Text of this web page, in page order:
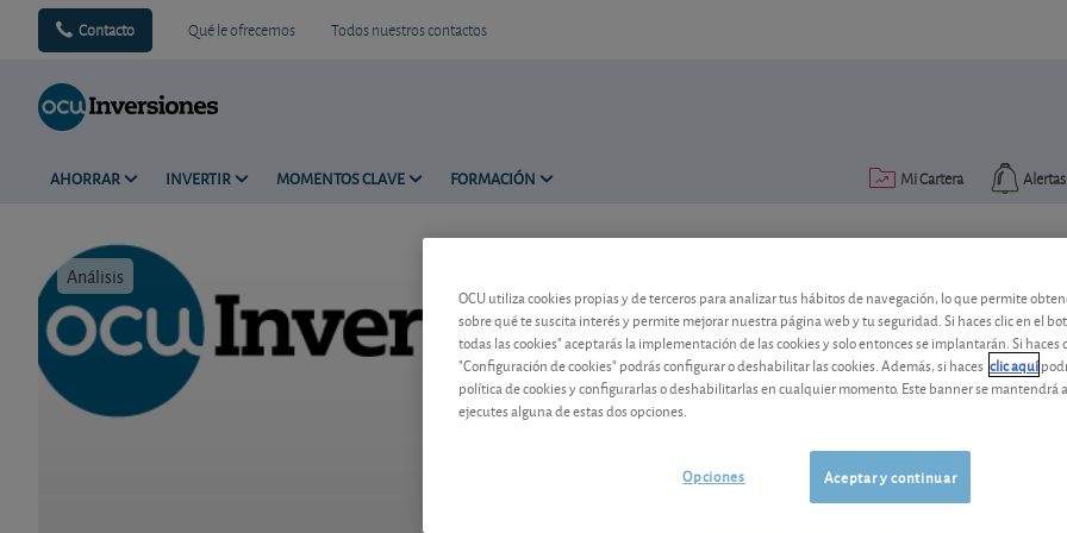
Contacto Qué le ofrecemos Todos nuestros contactos
AHORRAR INVERTIR MOMENTOS CLAVE FORMACIÓN Alertas
Mi Cartera
Análisis
Ercros sigue siendo
La compañía química española, sin
Algo impensable hace unos años.
OCU utiliza cookies propias y de terceros para analizar tus hábitos de navegación, lo que permite
sobre qué te suscita interés y permite mejorar nuestra página web y tu seguridad. Si haces clic en el
todas las cookies" aceptarás la implementación de las cookies y solo entonces se implantarán. Si haces
"Configuración de cookies" podrás configurar o deshabilitar las cookies. Además, si haces clic aquí
política de cookies y configurarlas o deshabilitarlas en cualquier momento. Este banner se mantendrá
ejecutes alguna de estas dos opciones.
Aceptar y continuar
Opciones